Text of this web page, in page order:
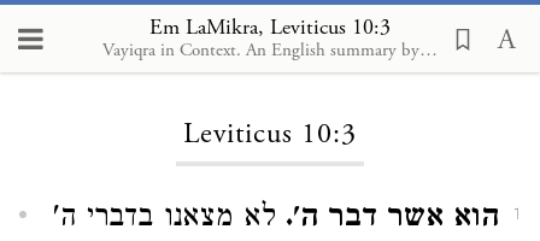
Em LaMikra, Leviticus 10:3
Vayiqra in Context. An English summary by Sina Kahen and Ben Rothstein; Da'at Press, 2024
Loading...
Leviticus 10:3
1 הוא אשר דבר ה'. לא מצאנו בדברי ה'